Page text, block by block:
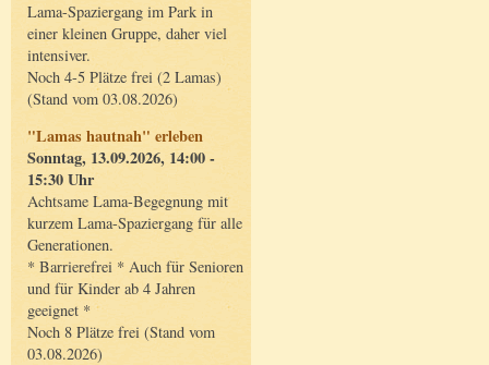
Lama-Spaziergang im Park in
einer kleinen Gruppe, daher viel
intensiver.
Noch 4-5 Plätze frei (2 Lamas)
(Stand vom 03.08.2026)
"Lamas hautnah" erleben
Sonntag, 13.09.2026, 14:00 -
15:30 Uhr
Achtsame Lama-Begegnung mit
kurzem Lama-Spaziergang für alle
Generationen.
* Barrierefrei * Auch für Senioren
und für Kinder ab 4 Jahren
geeignet *
Noch 8 Plätze frei (Stand vom
03.08.2026)